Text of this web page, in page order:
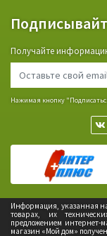
Получайте
Нажимая кнопку
Информация, указанная
товарах, их
предложением интернет-
магазин «Мой дом»